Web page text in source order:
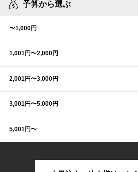
予算から選ぶ
〜1,000円
1,001円〜2,000円
2,001円〜3,000円
3,001円〜5,000円
5,001円〜